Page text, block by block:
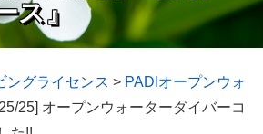
ス』
ングライセンス > PADIオープンウォ
25] オープンウォーターダイバーコ